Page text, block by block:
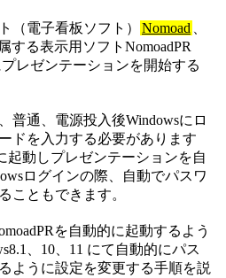
（電子看板ソフト） Nomoad
する表示用ソフトNomoadPR
レゼンテーションを開始する
普通、電源投入後Windowsにロ
ドを入力する必要があります
起動しプレゼンテーションを自
ログインの際、自動でパスワ
こともできます。
を自動的に起動するよう
、10、11 にて自動的にパス
ように設定を変更する手順を説